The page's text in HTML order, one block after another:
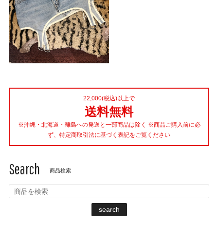
22,000(税込)以上で
送料無料
※沖縄・北海道・離島への発送と一部商品は除く ※商品ご購入前に必
ず、特定商取引法に基づく表記をご覧ください
Search 商品検索
search